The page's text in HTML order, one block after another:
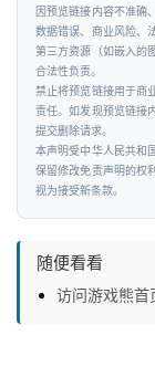
因预览链接内容不准确
数据错误、商业风险、
第三方资源（如嵌入的
合法性负责。
禁止将预览链接用于商
责任。如发现预览链接
提交删除请求。
本声明受中华人民共和
保留修改免责声明的权
视为接受新条款。
随便看看
访问游戏熊首